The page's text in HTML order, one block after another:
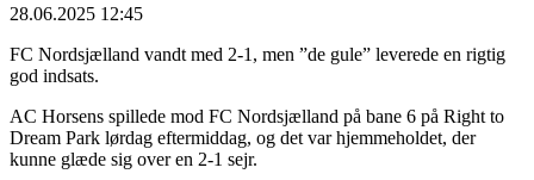
28.06.2025 12:45
FC Nordsjælland vandt med 2-1, men ”de gule” leverede en rigtig
god indsats.
AC Horsens spillede mod FC Nordsjælland på bane 6 på Right to
Dream Park lørdag eftermiddag, og det var hjemmeholdet, der
kunne glæde sig over en 2-1 sejr.